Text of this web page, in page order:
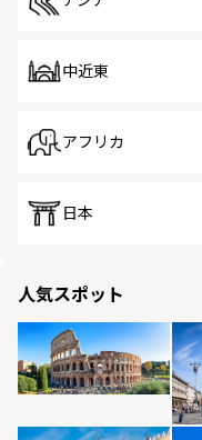
中近東
アフリカ
日本
人気スポット